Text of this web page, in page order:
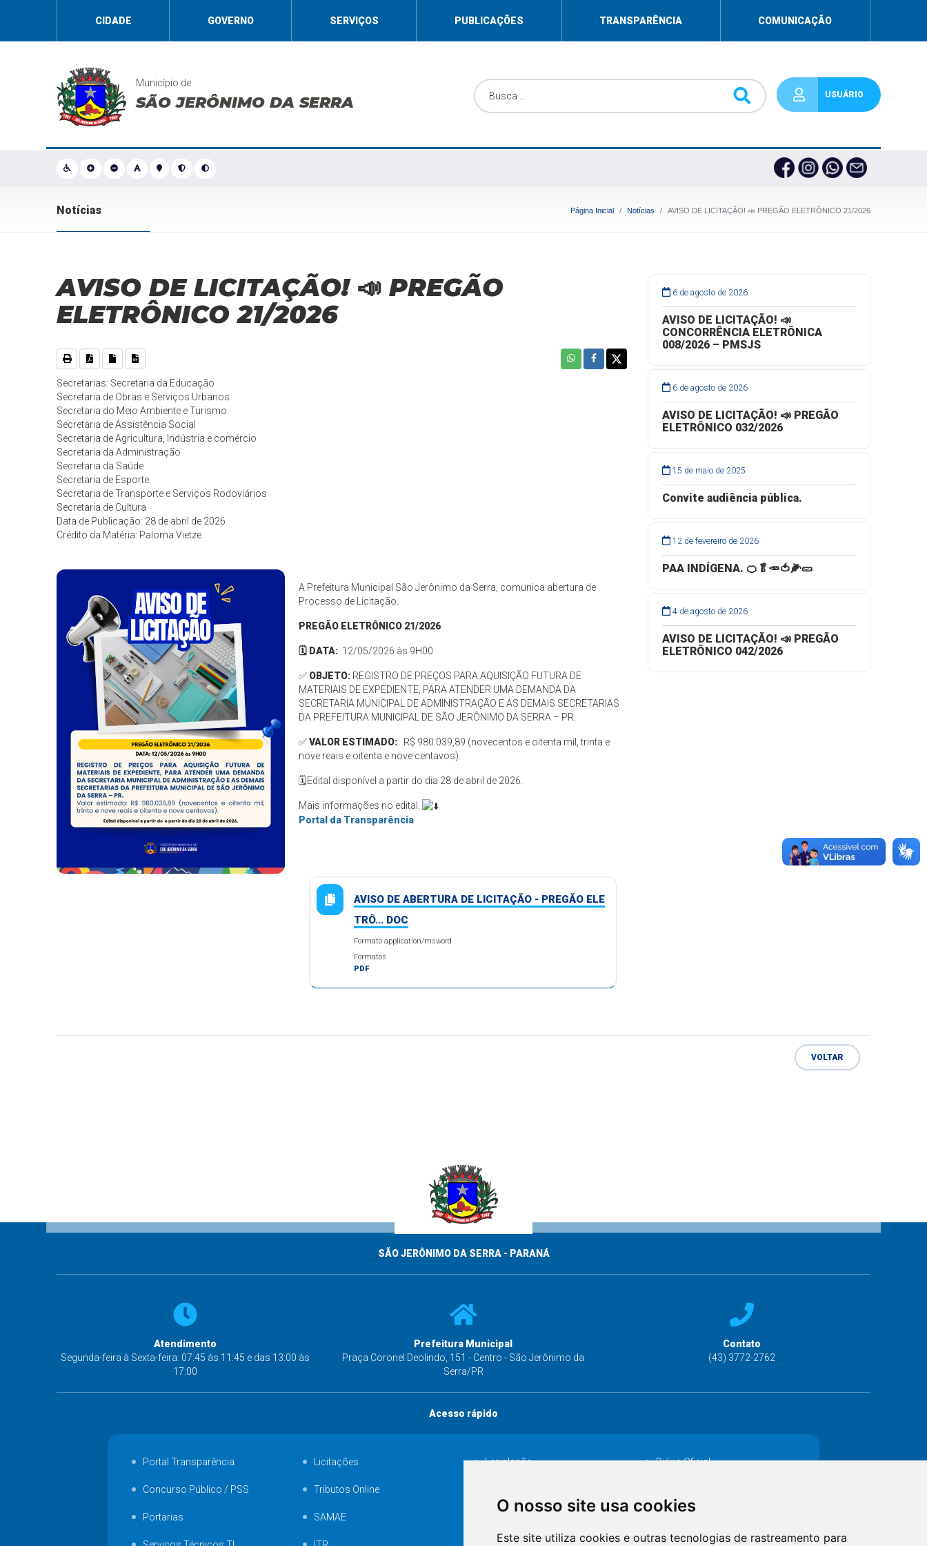
O nosso site usa cookies
Este site utiliza cookies e outras tecnologias de rastreamento para
CIDADE GOVERNO SERVIÇOS PUBLICAÇÕES TRANSPARÊNCIA COMUNICAÇÃO
Município de
SÃO JERÔNIMO DA SERRA USUÁRIO
Notícias Página Inicial Notícias AVISO DE LICITAÇÃO! 📣 PREGÃO ELETRÔNICO 21/2026
AVISO DE LICITAÇÃO! 📣 PREGÃO
ELETRÔNICO 21/2026
Secretarias: Secretaria da Educação
Secretaria de Obras e Serviços Urbanos
Secretaria do Meio Ambiente e Turismo
Secretaria de Assistência Social
Secretaria de Agricultura, Indústria e comércio
Secretaria da Administração
Secretaria da Saúde
Secretaria de Esporte
Secretaria de Transporte e Serviços Rodoviários
Secretaria de Cultura
Data de Publicação: 28 de abril de 2026
Crédito da Matéria: Paloma Vietze
A Prefeitura Municipal São Jerônimo da Serra, comunica abertura de
Processo de Licitação.
PREGÃO ELETRÔNICO 21/2026
🗓️ DATA: 12/05/2026 às 9H00
✅ OBJETO: REGISTRO DE PREÇOS PARA AQUISIÇÃO FUTURA DE
MATERIAIS DE EXPEDIENTE, PARA ATENDER UMA DEMANDA DA
SECRETARIA MUNICIPAL DE ADMINISTRAÇÃO E AS DEMAIS SECRETARIAS
DA PREFEITURA MUNICIPAL DE SÃO JERÔNIMO DA SERRA – PR.
✅VALOR ESTIMADO:
R$ 980.039,89 (novecentos e oitenta mil, trinta e
nove reais e oitenta e nove centavos).
🗓️Edital disponível a partir do dia 28 de abril de 2026.
Mais informações no edital.
Portal da Transparência
AVISO DE ABERTURA DE LICITAÇÃO - PREGÃO ELE
TRÔ... DOC
Formato application/msword
Formatos
PDF
6 de agosto de 2026
AVISO DE LICITAÇÃO! 📣
CONCORRÊNCIA ELETRÔNICA
008/2026 – PMSJS
6 de agosto de 2026
AVISO DE LICITAÇÃO! 📣 PREGÃO
ELETRÔNICO 032/2026
15 de maio de 2025
Convite audiência pública.
12 de fevereiro de 2026
PAA INDÍGENA. 🍊🥬🥕🍅🌽🥒
4 de agosto de 2026
AVISO DE LICITAÇÃO! 📣 PREGÃO
ELETRÔNICO 042/2026
VOLTAR
SÃO JERÔNIMO DA SERRA - PARANÁ
Atendimento
Segunda-feira à Sexta-feira: 07:45 às 11:45 e das 13:00 às
17:00
Prefeitura Municipal
Praça Coronel Deolindo, 151 - Centro - São Jerônimo da
Serra/PR
Contato
(43) 3772-2762
Acesso rápido
Portal Transparência Licitações Legislação Diário Oficial
Concurso Público / PSS Tributos Online
Portarias SAMAE